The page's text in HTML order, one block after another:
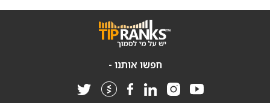
חפשו אותנו -